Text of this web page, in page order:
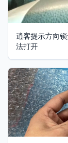
逍客提示方向
法打开